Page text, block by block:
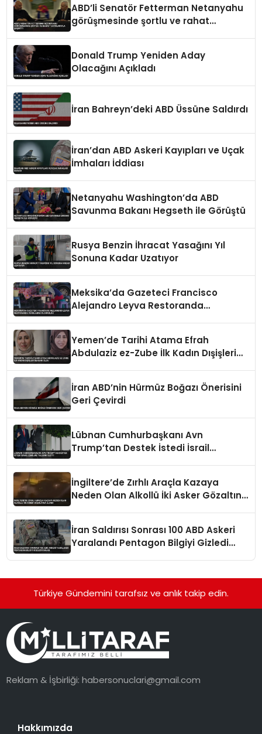
ABD’li Senatör Fetterman Netanyahu
görüşmesinde şortlu ve rahat
Donald Trump Yeniden Aday
Olacağını Açıkladı
İran Bahreyn’deki ABD Üssüne Saldırdı
İran’dan ABD Askeri Kayıpları ve Uçak
İmhaları İddiası
Netanyahu Washington’da ABD
Savunma Bakanı Hegseth ile Görüştü
Rusya Benzin İhracat Yasağını Yıl
Sonuna Kadar Uzatıyor
Meksika’da Gazeteci Francisco
Alejandro Leyva Restoranda
Yemen’de Tarihi Atama Efrah
Abdulaziz ez-Zube İlk Kadın Dışişleri
İran ABD’nin Hürmüz Boğazı Önerisini
Geri Çevirdi
Lübnan Cumhurbaşkanı Avn
Trump’tan Destek İstedi İsrail
İngiltere’de Zırhlı Araçla Kazaya
Neden Olan Alkollü İki Asker Gözaltına
İran Saldırısı Sonrası 100 ABD Askeri
Yaralandı Pentagon Bilgiyi Gizledi
Türkiye Gündemini tarafsız ve anlık takip edin.
Reklam & İşbirliği:habersonuclari@gmail.com
Hakkımızda